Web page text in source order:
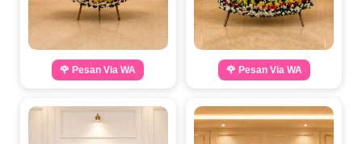
🌹 Pesan Via WA 🌹 Pesan Via WA